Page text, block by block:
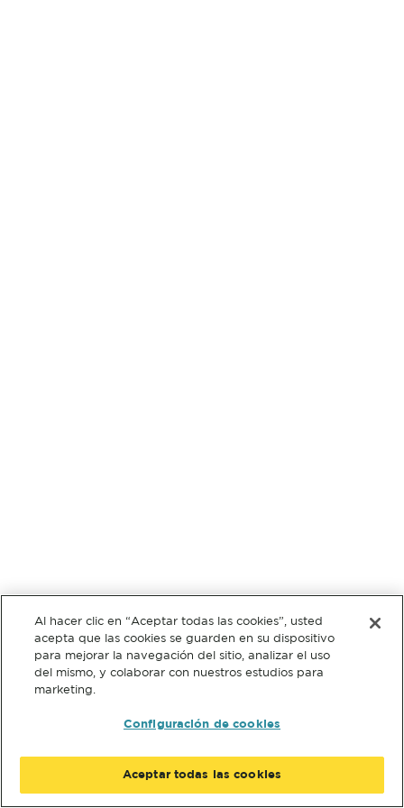
Al hacer clic en “Aceptar todas las cookies”, usted
acepta que las cookies se guarden en su dispositivo
para mejorar la navegación del sitio, analizar el uso
del mismo, y colaborar con nuestros estudios para
marketing.
Configuración de cookies
Aceptar todas las cookies